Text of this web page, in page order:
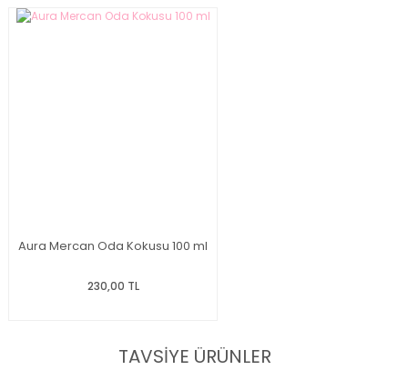
Aura Mercan Oda Kokusu 100 ml
230,00 TL
TAVSİYE ÜRÜNLER